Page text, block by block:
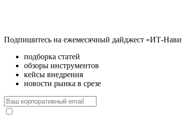
Подпишитесь на ежемесячный дайджест «ИТ-
подборка статей
обзоры инструментов
кейсы внедрения
новости рынка в срезе